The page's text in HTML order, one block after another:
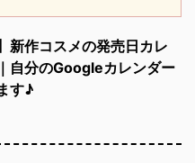
新作コスメの発売日カレ
自分のGoogleカレンダー
す♪